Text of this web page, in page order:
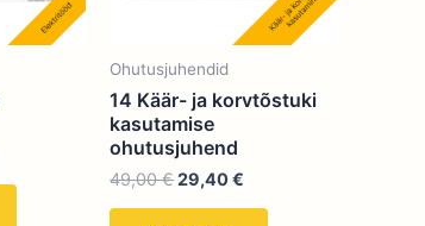
Ohutusjuhendid
14 Käär- ja korvtõstuki
kasutamise
ohutusjuhend
49,00€29,40€